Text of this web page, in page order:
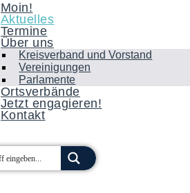
Moin!
Aktuelles
Termine
Über uns
Kreisverband und Vorstand
Vereinigungen
Parlamente
Ortsverbände
Jetzt engagieren!
Kontakt